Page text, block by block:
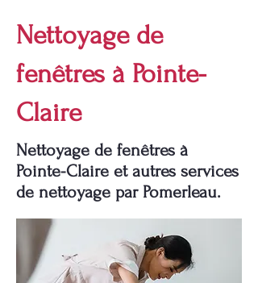
Nettoyage de
fenêtres à Pointe-
Claire
Nettoyage de fenêtres à
Pointe-Claire et autres services
de nettoyage par Pomerleau.